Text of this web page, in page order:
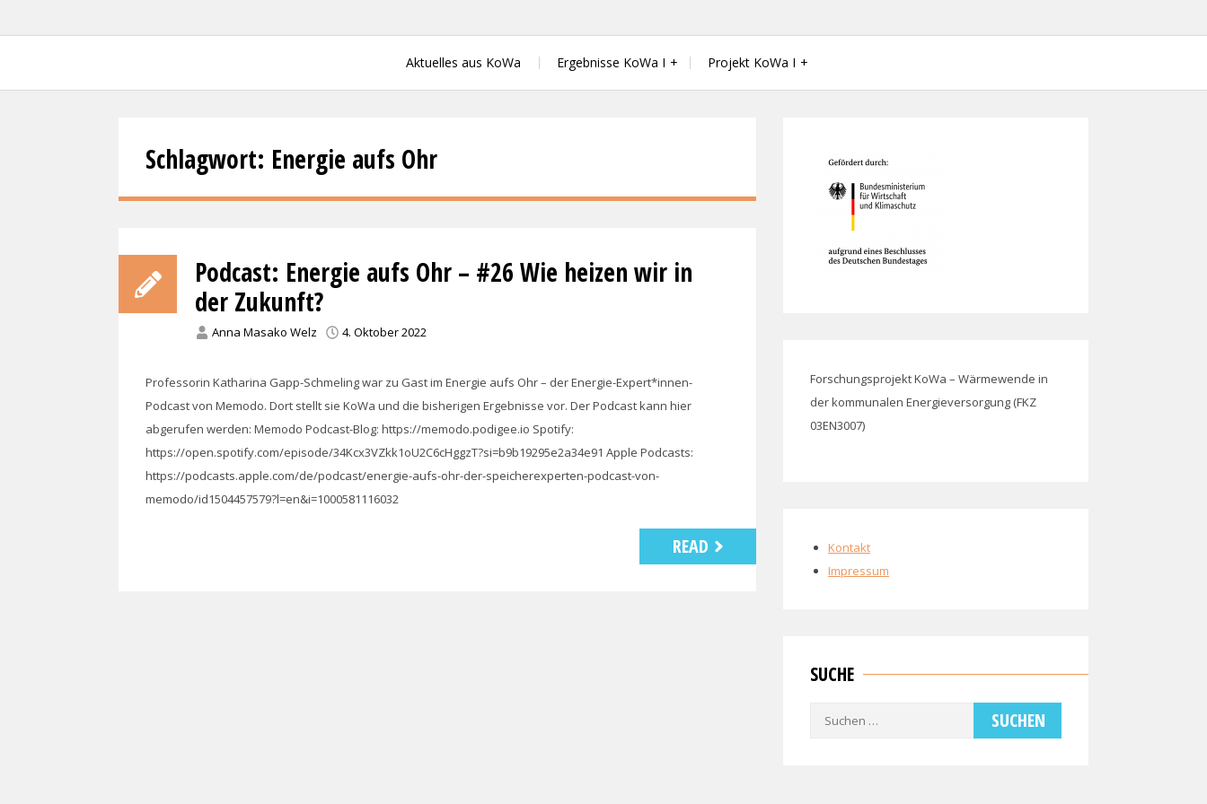
Aktuelles aus KoWa Ergebnisse KoWa I Projekt KoWa I
Schlagwort: Energie aufs Ohr
Podcast: Energie aufs Ohr – #26 Wie heizen wir in
der Zukunft?
Anna Masako Welz 4. Oktober 2022
Professorin Katharina Gapp-Schmeling war zu Gast im Energie aufs Ohr – der Energie-Expert*innen-
Podcast von Memodo. Dort stellt sie KoWa und die bisherigen Ergebnisse vor. Der Podcast kann hier
abgerufen werden: Memodo Podcast-Blog: https://memodo.podigee.io Spotify:
https://open.spotify.com/episode/34Kcx3VZkk1oU2C6cHggzT?si=b9b19295e2a34e91 Apple Podcasts:
https://podcasts.apple.com/de/podcast/energie-aufs-ohr-der-speicherexperten-podcast-von-
memodo/id1504457579?l=en&i=1000581116032
READ
Forschungsprojekt KoWa – Wärmewende in
der kommunalen Energieversorgung (FKZ
03EN3007)
Kontakt
Impressum
SUCHE
Suchen